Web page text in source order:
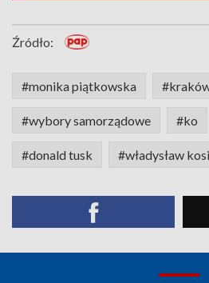
Źródło:
#monika piątkowska
#wybory samorządowe #ko
#donald tusk #władysław